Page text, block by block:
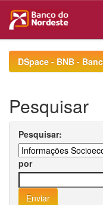
navigationDSpace - BNB -
Pesquisar
Pesquisar:
por